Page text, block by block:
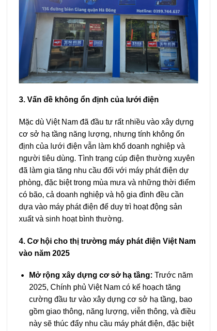
3. Vấn đề không ổn định của lưới điện
Mặc dù Việt Nam đã đầu tư rất nhiều vào xây dựng
cơ sở hạ tầng năng lượng, nhưng tính không ổn
định của lưới điện vẫn làm khổ doanh nghiệp và
người tiêu dùng. Tình trạng cúp điện thường xuyên
đã làm gia tăng nhu cầu đối với máy phát điện dự
phòng, đặc biệt trong mùa mưa và những thời điểm
có bão, cả doanh nghiệp và hộ gia đình đều cần
dựa vào máy phát điện để duy trì hoạt động sản
xuất và sinh hoạt bình thường.
4. Cơ hội cho thị trường máy phát điện Việt Nam
vào năm 2025
Mở rộng xây dựng cơ sở hạ tầng: Trước năm
2025, Chính phủ Việt Nam có kế hoạch tăng
cường đầu tư vào xây dựng cơ sở hạ tầng, bao
gồm giao thông, năng lượng, viễn thông, và điều
này sẽ thúc đẩy nhu cầu máy phát điện, đặc biệt